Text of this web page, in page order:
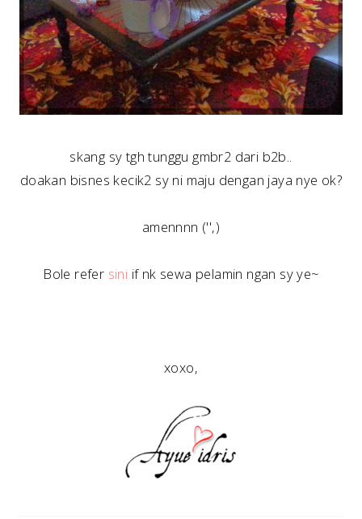
skang sy tgh tunggu gmbr2 dari b2b..
doakan bisnes kecik2 sy ni maju dengan jaya nye ok?
amennnn ('',)
Bole refer sini if nk sewa pelamin ngan sy ye~
xoxo,